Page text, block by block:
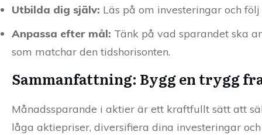
Utbilda dig själv: Läs på om investeringar och
Anpassa efter mål: Tänk på vad sparandet ska
som matchar den tidshorisonten.
Sammanfattning: Bygg en trygg
Månadssparande i aktier är ett kraftfullt sätt att
låga aktiepriser, diversifiera dina investeringar